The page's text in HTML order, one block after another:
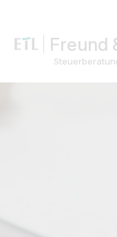
Freund